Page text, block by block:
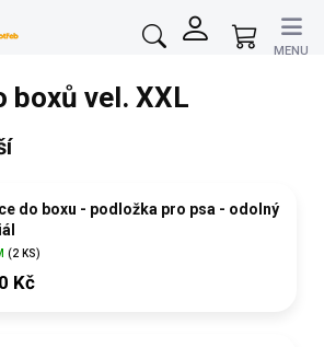
Nákupní
košík
boxů vel. XXL
do boxu - podložka pro psa - odolný
(2 KS)
Kč